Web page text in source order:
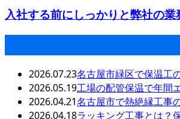
入社する前にしっかりと弊社の業
2026.07.23名古屋市緑区で保温工
2026.05.19工場の配管保温で年間
2026.04.21名古屋市で熱絶縁工事
2026.04.18ラッキング工事とは？